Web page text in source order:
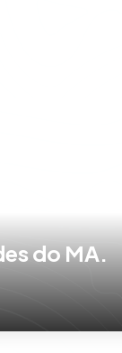
do MA.